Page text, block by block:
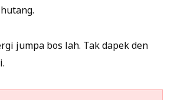
jumpa bos lah. Tak dapek den